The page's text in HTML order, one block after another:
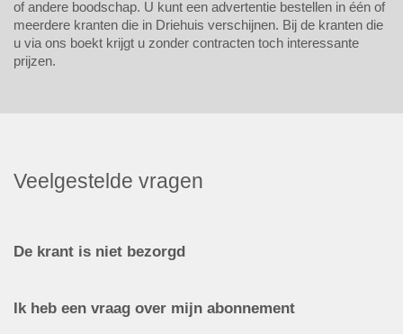
of andere boodschap. U kunt een advertentie bestellen in één of
meerdere kranten die in Driehuis verschijnen. Bij de kranten die
u via ons boekt krijgt u zonder contracten toch interessante
prijzen.
Veelgestelde vragen
De krant is niet bezorgd
Ik heb een vraag over mijn abonnement